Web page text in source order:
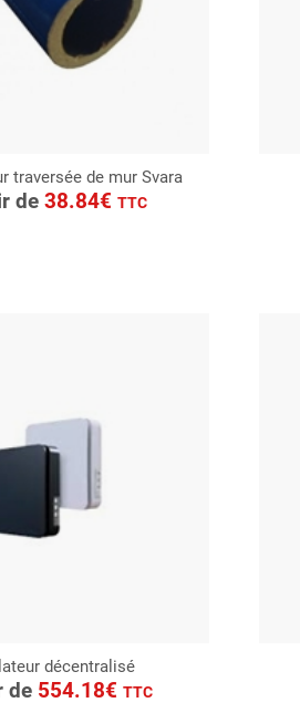
traversée de mur Svara
de 38.84€ TTC
de devis
décentralisé
de 554.18€TTC
de devis